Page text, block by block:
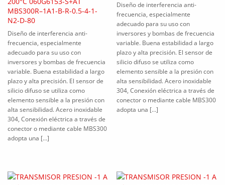
MBS300R–1A1-B-R-0.5-4-1-
N2-D-80
Diseño de interferencia anti-
frecuencia, especialmente
adecuado para su uso con
inversores y bombas de frecuencia
variable. Buena estabilidad a largo
plazo y alta precisión. El sensor de
silicio difuso se utiliza como
elemento sensible a la presión con
alta sensibilidad. Acero inoxidable
304, Conexión eléctrica a través de
conector o mediante cable MBS300
adopta una […]
Diseño de interferencia anti-
frecuencia, especialmente
adecuado para su uso con
inversores y bombas de frecuencia
variable. Buena estabilidad a largo
plazo y alta precisión. El sensor de
silicio difuso se utiliza como
elemento sensible a la presión con
alta sensibilidad. Acero inoxidable
304, Conexión eléctrica a través de
conector o mediante cable MBS300
adopta una […]